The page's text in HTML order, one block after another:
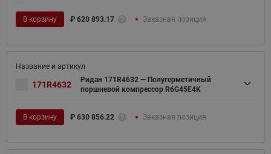
В корзину ₽ 620 893.17 Заказная позиция
171R4632
Ридан 171R4632 — Полугерметичный
поршневой компрессор R6G45E4K
В корзину ₽ 630 856.22 Заказная позиция